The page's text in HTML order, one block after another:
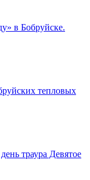
в Бобруйске.
тепловых
траура Девятое